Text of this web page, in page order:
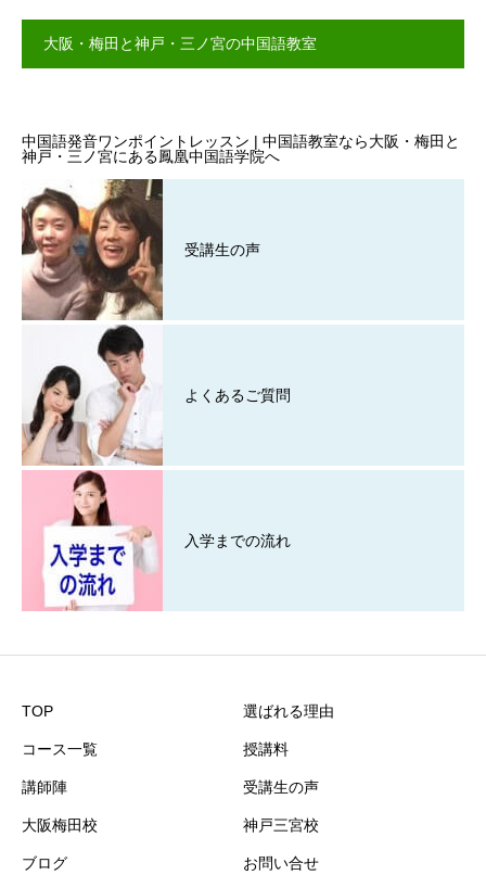
大阪・梅田と神戸・三ノ宮の中国語教室
中国語発音ワンポイントレッスン | 中国語教室なら大阪・梅田と
神戸・三ノ宮にある鳳凰中国語学院へ
受講生の声
よくあるご質問
入学までの流れ
TOP 選ばれる理由
コース一覧 授講料
講師陣 受講生の声
大阪梅田校 神戸三宮校
ブログ お問い合せ